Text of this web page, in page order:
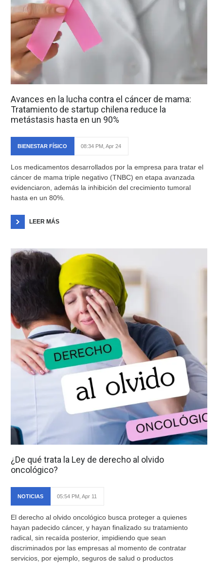
Avances en la lucha contra el cáncer de mama:
Tratamiento de startup chilena reduce la
metástasis hasta en un 90%
BIENESTAR FÍSICO 08:34 PM, Apr 24
Los medicamentos desarrollados por la empresa para tratar el
cáncer de mama triple negativo (TNBC) en etapa avanzada
evidenciaron, además la inhibición del crecimiento tumoral
hasta en un 80%.
LEER MÁS
¿De qué trata la Ley de derecho al olvido
oncológico?
NOTICIAS 05:54 PM, Apr 11
El derecho al olvido oncológico busca proteger a quienes
hayan padecido cáncer, y hayan finalizado su tratamiento
radical, sin recaída posterior, impidiendo que sean
discriminados por las empresas al momento de contratar
servicios, por ejemplo, seguros de salud o productos